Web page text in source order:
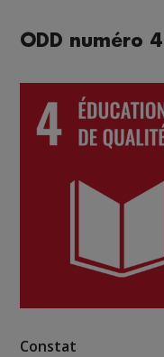
ODD numéro
Constat